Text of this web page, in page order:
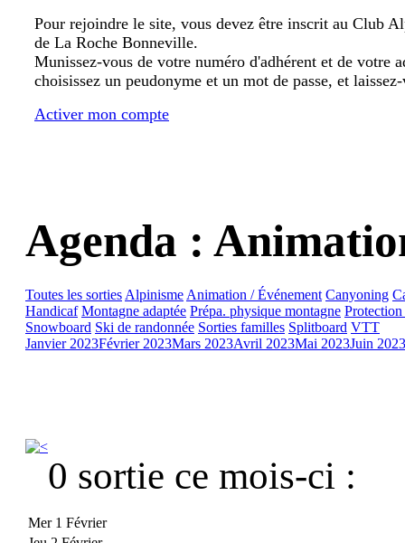
Pour rejoindre le site, vous devez être inscrit au Club
de La Roche Bonneville.
Munissez-vous de votre numéro d'adhérent et de votre
choisissez un peudonyme et un mot de passe, et
Activer mon compte
Agenda :
Toutes les sorties Alpinisme Animation / Événement Canyoning
Handicaf Montagne adaptée Prépa. physique montagne
Snowboard Ski de randonnée Sorties familles Splitboard VTT
Janvier 2023Février 2023Mars 2023Avril 2023Mai 2023Juin 2023
0 sortie ce mois-ci :
Mer 1 Février